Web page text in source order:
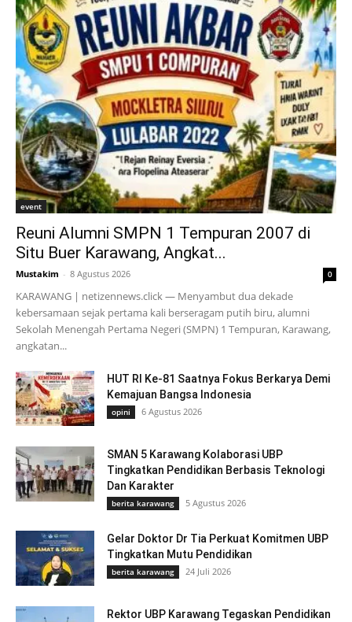
event
Reuni Alumni SMPN 1 Tempuran 2007 di
Situ Buer Karawang, Angkat...
Mustakim - 8 Agustus 2026 0
KARAWANG | netizennews.click — Menyambut dua dekade
kebersamaan sejak pertama kali berseragam putih biru, alumni
Sekolah Menengah Pertama Negeri (SMPN) 1 Tempuran, Karawang,
angkatan...
HUT RI Ke-81 Saatnya Fokus Berkarya Demi
Kemajuan Bangsa Indonesia
opini 6 Agustus 2026
SMAN 5 Karawang Kolaborasi UBP
Tingkatkan Pendidikan Berbasis Teknologi
Dan Karakter
berita karawang 5 Agustus 2026
Gelar Doktor Dr Tia Perkuat Komitmen UBP
Tingkatkan Mutu Pendidikan
berita karawang 24 Juli 2026
Rektor UBP Karawang Tegaskan Pendidikan